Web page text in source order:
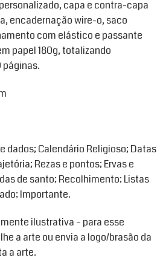
capa e contra-capa
encadernação wire-o, saco
com elástico e passante
papel 180g, totalizando
dados; Calendário Religioso; Datas
Rezas e pontos; Ervas e
de santo; Recolhimento; Listas
Importante.
ilustrativa – para esse
a arte ou envia a logo/brasão da
a arte.